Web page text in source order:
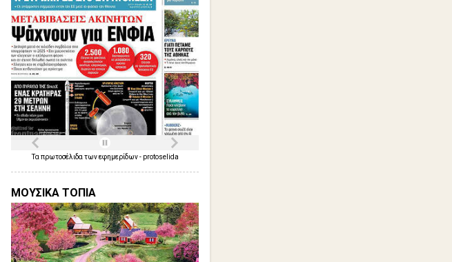
Τα πρωτοσέλιδα τωνεφημερίδων- protoselida
ΜΟΥΣΙΚΑ ΤΟΠΙΑ